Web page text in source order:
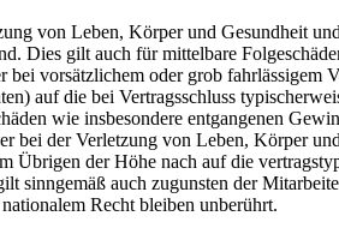
von Leben, Körper und Gesundheit
Dies gilt auch für mittelbare
vorsätzlichem oder grob
auf die bei Vertragsschluss
wie insbesondere entgangenen
bei der Verletzung von Leben, Körper
Übrigen der Höhe nach auf die
sinngemäß auch zugunsten der
Recht bleiben unberührt.